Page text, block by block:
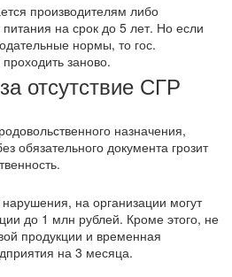
производителям либо
на срок до 5 лет. Но если
нормы, то гос.
заново.
отсутствие СГР
назначения,
обязательного документа грозит
на организации могут
до 1 млн рублей. Кроме этого, не
продукции и временная
на 3 месяца.